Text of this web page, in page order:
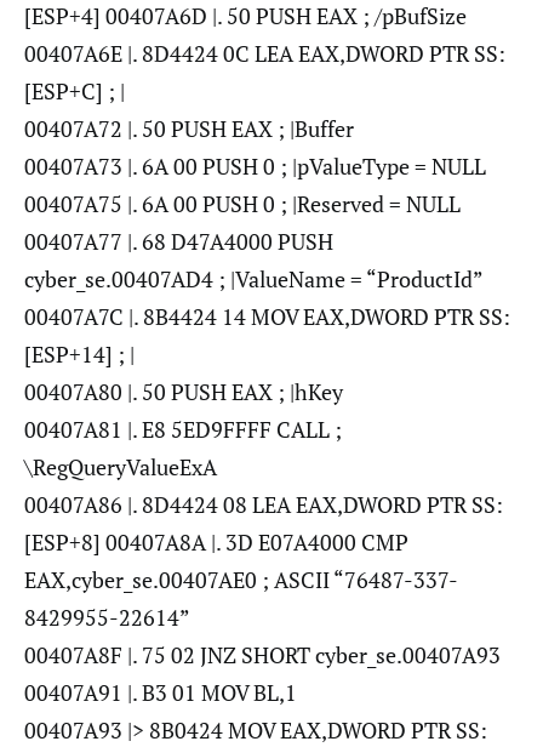
[ESP+4] 00407A6D |. 50 PUSH EAX ; /pBufSize
00407A6E |. 8D4424 0C LEA EAX,DWORD PTR SS:
[ESP+C] ; |
00407A72 |. 50 PUSH EAX ; |Buffer
00407A73 |. 6A 00 PUSH 0 ; |pValueType = NULL
00407A75 |. 6A 00 PUSH 0 ; |Reserved = NULL
00407A77 |. 68 D47A4000 PUSH
cyber_se.00407AD4 ; |ValueName = “ProductId”
00407A7C |. 8B4424 14 MOV EAX,DWORD PTR SS:
[ESP+14] ; |
00407A80 |. 50 PUSH EAX ; |hKey
00407A81 |. E8 5ED9FFFF CALL ;
\RegQueryValueExA
00407A86 |. 8D4424 08 LEA EAX,DWORD PTR SS:
[ESP+8] 00407A8A |. 3D E07A4000 CMP
EAX,cyber_se.00407AE0 ; ASCII “76487-337-
8429955-22614”
00407A8F |. 75 02 JNZ SHORT cyber_se.00407A93
00407A91 |. B3 01 MOV BL,1
00407A93 |> 8B0424 MOV EAX,DWORD PTR SS: